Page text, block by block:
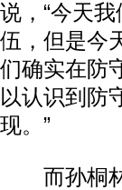
说，“今天
伍，但是今
们确实在防
以认识到防
现。”
而孙桐林